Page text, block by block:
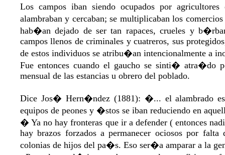
Los campos iban siendo ocupados por
alambraban y cercaban; se multiplicaban los
hab�an dejado de ser tan rapaces, crueles y
campos llenos de criminales y cuatreros, sus
de estos individuos se atribu�an intencionalmente a
Fue entonces cuando el gaucho se sinti� atra�do
mensual de las estancias u obrero del poblado.
Dice Jos� Hern�ndez (1881): �... el alambrado
equipos de peones y �stos se iban reduciendo en
� Ya no hay fronteras que ir a defender ( entonces
hay brazos forzados a permanecer ociosos por
colonias de hijos del pa�s. Eso ser�a amparar a la